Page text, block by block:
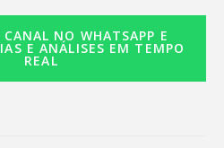
NO WHATSAPP E
E ANÁLISES EM TEMPO
REAL